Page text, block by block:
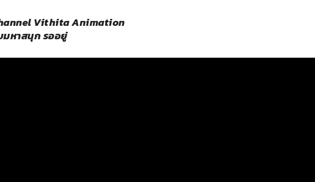
Vithita Animation
หาสนุก รออยู่